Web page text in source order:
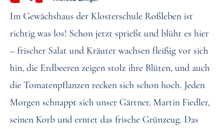
Im Gewächshaus der Klosterschule Roßleben ist
richtig was los! Schon jetzt sprießt und blüht es hier
– frischer Salat und Kräuter wachsen fleißig vor sich
hin, die Erdbeeren zeigen stolz ihre Blüten, und auch
die Tomatenpflanzen recken sich schon hoch. Jeden
Morgen schnappt sich unser Gärtner, Martin Fiedler,
seinen Korb und erntet das frische Grünzeug. Das